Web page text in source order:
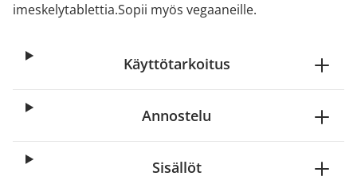
imeskelytablettia.Sopii myös vegaaneille.
Käyttötarkoitus
Annostelu
Sisällöt